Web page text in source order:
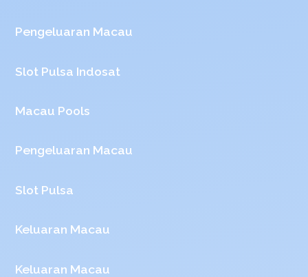
Pengeluaran Macau
Slot Pulsa Indosat
Macau Pools
Pengeluaran Macau
Slot Pulsa
Keluaran Macau
Keluaran Macau